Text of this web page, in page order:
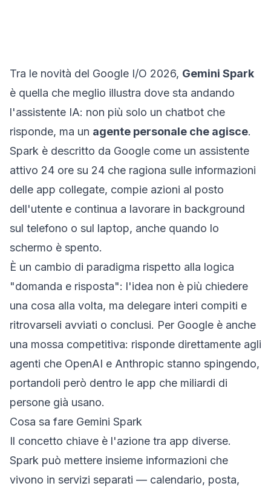
Tra le novità del Google I/O 2026, Gemini Spark
è quella che meglio illustra dove sta andando
l'assistente IA: non più solo un chatbot che
risponde, ma un agente personale che agisce.
Spark è descritto da Google come un assistente
attivo 24 ore su 24 che ragiona sulle informazioni
delle app collegate, compie azioni al posto
dell'utente e continua a lavorare in background
sul telefono o sul laptop, anche quando lo
schermo è spento.
È un cambio di paradigma rispetto alla logica
"domanda e risposta": l'idea non è più chiedere
una cosa alla volta, ma delegare interi compiti e
ritrovarseli avviati o conclusi. Per Google è anche
una mossa competitiva: risponde direttamente agli
agenti che OpenAI e Anthropic stanno spingendo,
portandoli però dentro le app che miliardi di
persone già usano.
Cosa sa fare Gemini Spark
Il concetto chiave è l'azione tra app diverse.
Spark può mettere insieme informazioni che
vivono in servizi separati — calendario, posta,